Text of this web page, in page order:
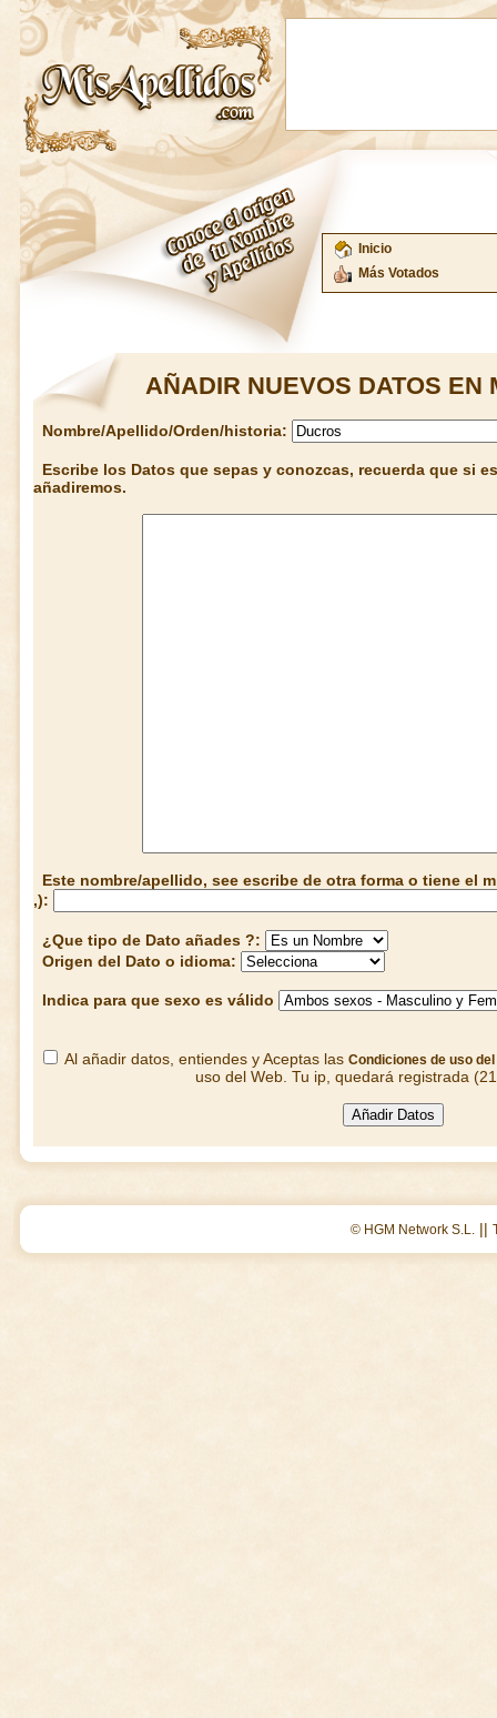
Inicio
Más Votados
AÑADIR NUEVOS DATOS EN
Nombre/Apellido/Orden/historia:
Escribe los Datos que sepas y conozcas, recuerda que si
añadiremos.
Este nombre/apellido, see escribe de otra forma o tiene el
,):
¿Que tipo de Dato añades ?:
Origen del Dato o idioma:
Indica para que sexo es válido
Al añadir datos, entiendes y Aceptas las Condiciones de uso del
uso del Web. Tu ip, quedará registrada
© HGM Network S.L. ||